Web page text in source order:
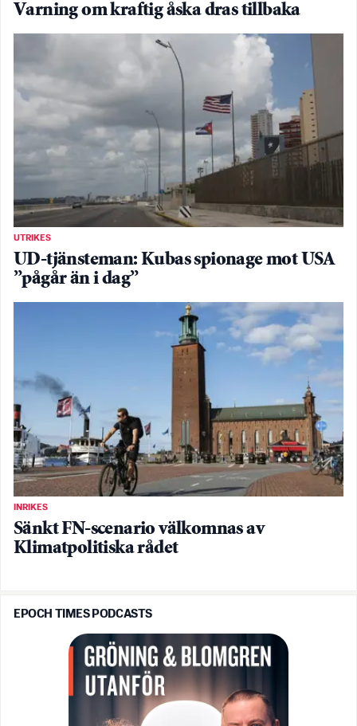
Varning om kraftig åska dras tillbaka
UTRIKES
UD-tjänsteman: Kubas spionage mot USA
”pågår än i dag”
INRIKES
Sänkt FN-scenario välkomnas av
Klimatpolitiska rådet
EPOCH TIMES PODCASTS